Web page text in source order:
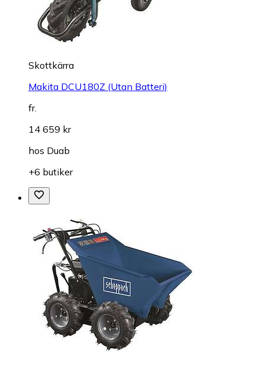
Skottkärra
Makita DCU180Z (Utan Batteri)
fr.
14 659 kr
hos Duab
+6 butiker